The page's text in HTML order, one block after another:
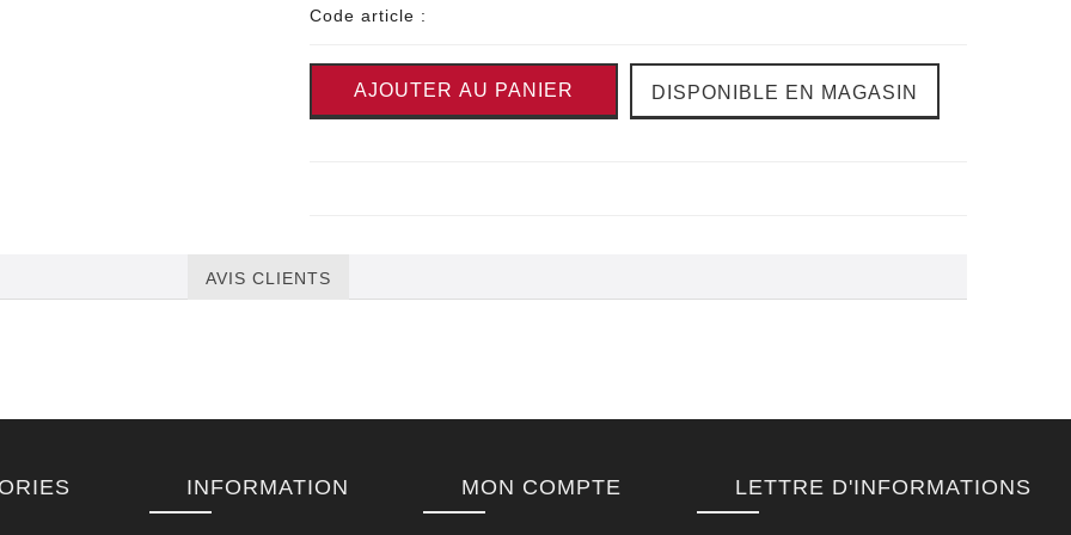
Code article :
AJOUTER AU PANIER DISPONIBLE EN MAGASIN
AVIS CLIENTS
INFORMATION MON COMPTE LETTRE D'INFORMATIONS